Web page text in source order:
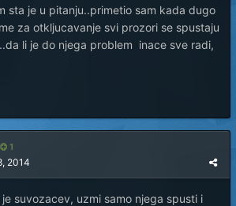
sta je u pitanju..primetio sam kada dugo
za otkljucavanje svi prozori se spustaju
li je do njega problem inace sve radi,
1
2014
suvozacev, uzmi samo njega spusti i